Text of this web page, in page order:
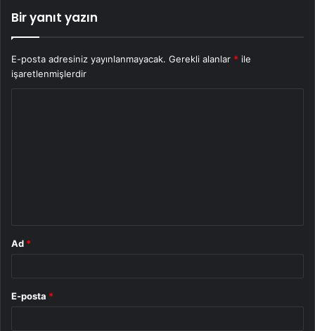
Bir yanıt yazın
E-posta adresiniz yayınlanmayacak. Gerekli alanlar * ile
işaretlenmişlerdir
Ad *
E-posta *